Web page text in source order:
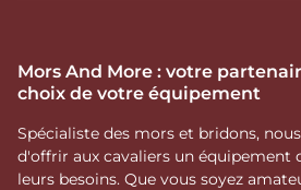
Mors And More : votre
choix de votre équipement
Spécialiste des mors et bridons,
d'offrir aux cavaliers un équipement
leurs besoins. Que vous soyez